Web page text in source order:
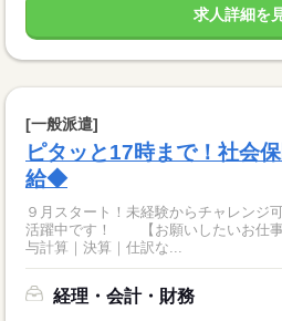
求人詳細を
[一般派遣]
ピタッと17時まで！社会
給◆
９月スタート！未経験からチャレンジ
活躍中です！ 【お願いしたいお仕事
与計算｜決算｜仕訳な...
経理・会計・財務